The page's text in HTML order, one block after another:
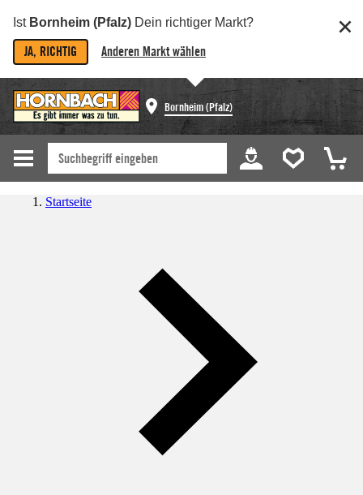
Ist Bornheim (Pfalz) Dein richtiger Markt?
JA, RICHTIG Anderen Markt wählen
Bornheim (Pfalz)
Startseite